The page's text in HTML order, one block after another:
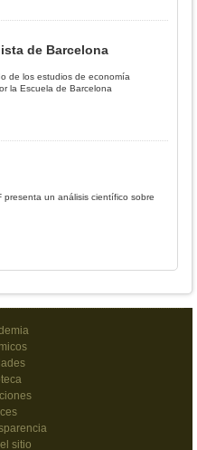
de Barcelona
de los estudios de economía
la Escuela de Barcelona
presenta un análisis científico sobre
sitio